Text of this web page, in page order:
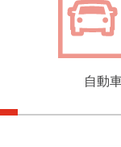
自動